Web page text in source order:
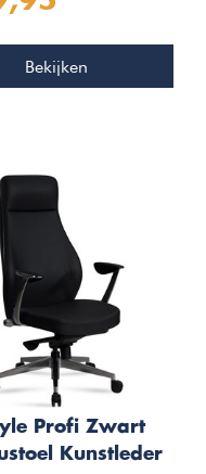
Bekijken
Profi Zwart
Kunstleder